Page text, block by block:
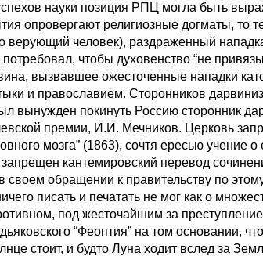
науки позиция РПЦ могла быть
опровергают религиозные догматы,
верующий человек), раздраженный
чтобы духовенство “не
вызвавшее ожесточенные нападки
и православием. Сторонников
вынужден покинуть Россию сторонник
премии, И.И. Мечников. Церковь
мозга” (1863), сочтя ересью учение
кантемировский перевод
своем обращении к правительству по
писать и печатать не мог как о
под жесточайшим за
“Феоптия” на том основании,
стоит, и будто Луна ходит вслед за